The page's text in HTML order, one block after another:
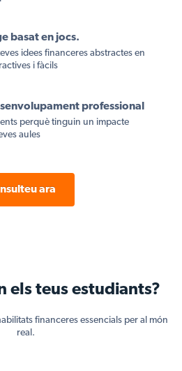
basat en jocs.
idees financeres abstractes en
i fàcils
professional
perquè tinguin un impacte
aules
ara
els teus estudiants?
financeres essencials per al món
real.